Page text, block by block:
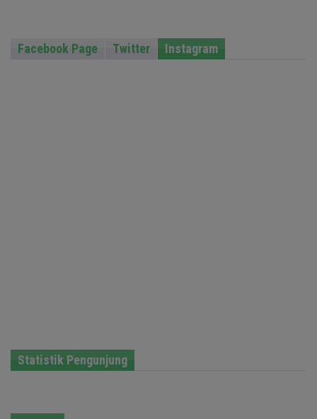
Facebook Page Twitter Instagram
Statistik Pengunjung